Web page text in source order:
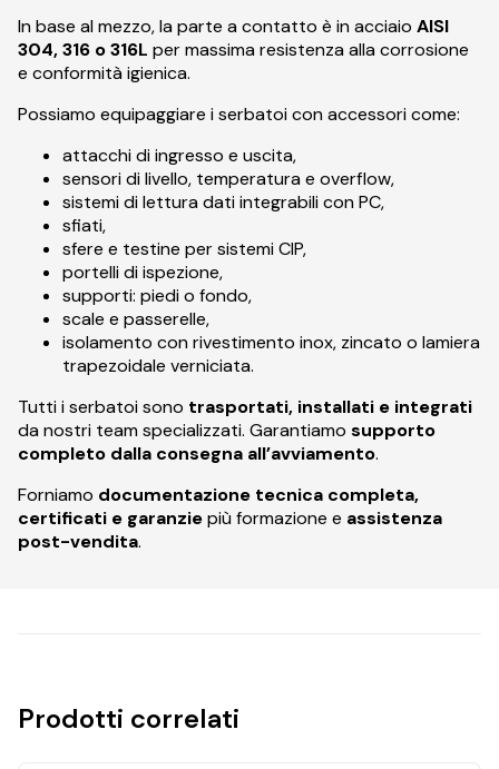
In base al mezzo, la parte a contatto è in acciaio AISI
304, 316 o 316L per massima resistenza alla corrosione
e conformità igienica.
Possiamo equipaggiare i serbatoi con accessori come:
attacchi di ingresso e uscita,
sensori di livello, temperatura e overflow,
sistemi di lettura dati integrabili con PC,
sfiati,
sfere e testine per sistemi CIP,
portelli di ispezione,
supporti: piedi o fondo,
scale e passerelle,
isolamento con rivestimento inox, zincato o lamiera
trapezoidale verniciata.
Tutti i serbatoi sono trasportati, installati e integrati
da nostri team specializzati. Garantiamo supporto
completo dalla consegna all’avviamento.
Forniamo documentazione tecnica completa,
certificati e garanziepiù formazione e assistenza
post-vendita.
Prodotti correlati